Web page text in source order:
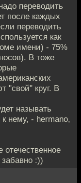
переводить
после каждых
переводить
как
имени) - 75%
В тоже
"свой" круг. В
называть
нему, - hermano,
отечественное
:))